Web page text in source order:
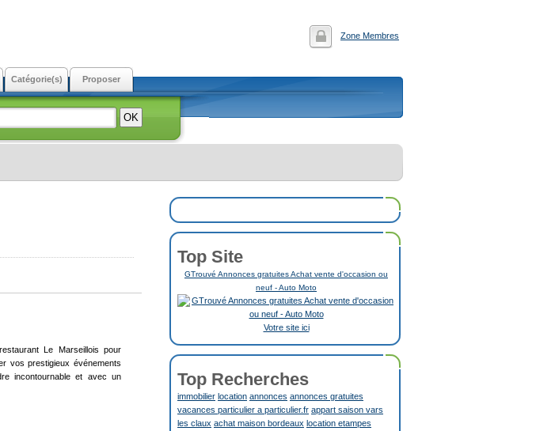
Zone Membres
Catégorie(s) Proposer
Le Marseillois pour
vos prestigieux événements
incontournable et avec un
Top Site
GTrouvé Annonces gratuites Achat vente d'occasion ou
neuf - Auto Moto
Votre site ici
Top Recherches
immobilier location annonces annonces gratuites
vacances particulier a particulier.fr appart saison vars
les claux achat maison bordeaux location etampes